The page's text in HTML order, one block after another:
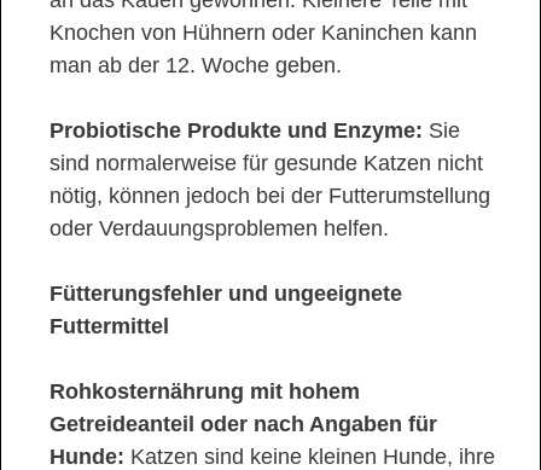
Knochen von Hühnern oder Kaninchen kann
man ab der 12. Woche geben.
Probiotische Produkte und Enzyme: Sie
sind normalerweise für gesunde Katzen nicht
nötig, können jedoch bei der Futterumstellung
oder Verdauungsproblemen helfen.
Fütterungsfehler und ungeeignete
Futtermittel
Rohkosternährung mit hohem
Getreideanteil oder nach Angaben für
Hunde: Katzen sind keine kleinen Hunde, ihre